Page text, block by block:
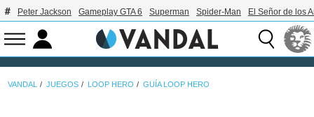
Peter Jackson Gameplay GTA 6 Superman Spider-Man El Señor de los
VANDAL JUEGOS LOOP HERO GUÍA LOOP HERO